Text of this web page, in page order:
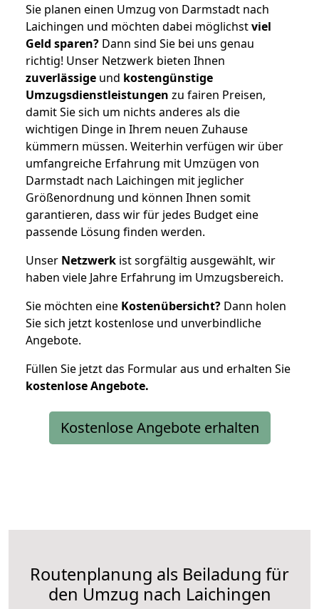
Sie planen einen Umzug von Darmstadt nach
Laichingen und möchten dabei möglichstviel
Geld sparen? Dann sind Sie bei uns genau
richtig! Unser Netzwerk bieten Ihnen
zuverlässige und kostengünstige
Umzugsdienstleistungen zu fairen Preisen,
damit Sie sich um nichts anderes als die
wichtigen Dinge in Ihrem neuen Zuhause
kümmern müssen. Weiterhin verfügen wir über
umfangreiche Erfahrung mit Umzügen von
Darmstadt nach Laichingen mit jeglicher
Größenordnung und können Ihnen somit
garantieren, dass wir für jedes Budget eine
passende Lösung finden werden.
Unser Netzwerk ist sorgfältig ausgewählt, wir
haben viele Jahre Erfahrung im Umzugsbereich.
Sie möchten eine Kostenübersicht? Dann holen
Sie sich jetzt kostenlose und unverbindliche
Angebote.
Füllen Sie jetzt das Formular aus und erhalten Sie
kostenloseAngebote.
Kostenlose Angebote erhalten
Routenplanung als Beiladung für
den Umzug nach Laichingen